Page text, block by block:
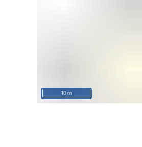
10 m